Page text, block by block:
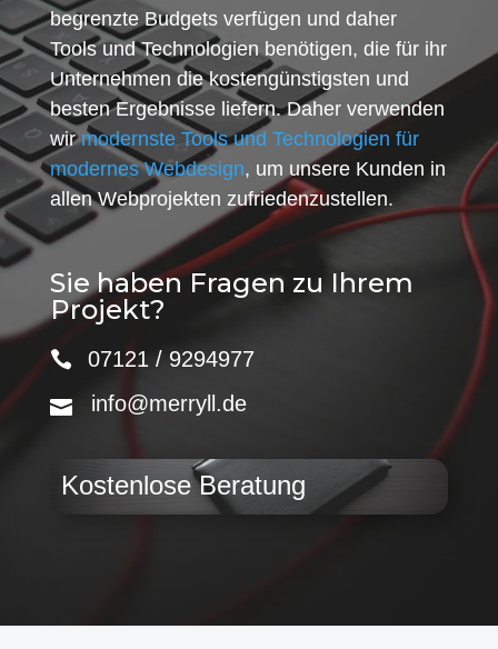
begrenzte Budgets verfügen und daher
Tools und Technologien benötigen, die für ihr
Unternehmen die kostengünstigsten und
besten Ergebnisse liefern. Daher verwenden
wirmodernste Tools und Technologien für
modernes Webdesign, um unsere Kunden in
allen Webprojekten zufriedenzustellen.
Sie haben Fragen zu Ihrem
Projekt?
07121 / 9294977
info@merryll.de
Kostenlose Beratung